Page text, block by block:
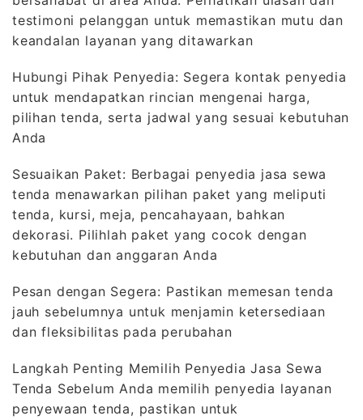
testimoni pelanggan untuk memastikan mutu dan
keandalan layanan yang ditawarkan
Hubungi Pihak Penyedia: Segera kontak penyedia
untuk mendapatkan rincian mengenai harga,
pilihan tenda, serta jadwal yang sesuai kebutuhan
Anda
Sesuaikan Paket: Berbagai penyedia jasa sewa
tenda menawarkan pilihan paket yang meliputi
tenda, kursi, meja, pencahayaan, bahkan
dekorasi. Pilihlah paket yang cocok dengan
kebutuhan dan anggaran Anda
Pesan dengan Segera: Pastikan memesan tenda
jauh sebelumnya untuk menjamin ketersediaan
dan fleksibilitas pada perubahan
Langkah Penting Memilih Penyedia Jasa Sewa
Tenda Sebelum Anda memilih penyedia layanan
penyewaan tenda, pastikan untuk